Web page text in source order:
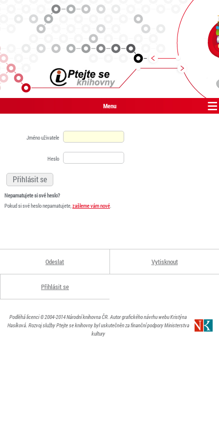
Menu
Jméno uživatele
Heslo
Nepamatujete si své heslo?
Pokud si své heslo nepamatujete,zašleme vám nové.
Odeslat Vytisknout
Přihlásit se
Podléhá licenci© 2004-2014Národní knihovna ČR. Autor grafického návrhu webu Kristýna
Hasíková. Rozvoj služby Ptejte se knihovny byl uskutečněn za finanční podpory Ministerstva
kultury